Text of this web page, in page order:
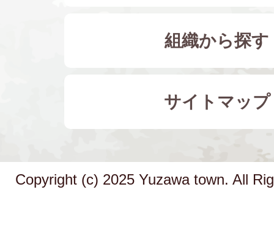
組織から探す
サイトマップ
Copyright (c) 2025 Yuzawa town. All